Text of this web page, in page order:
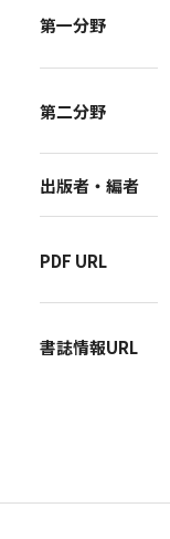
第一分野
第二分野
出版者・編者
PDF URL
書誌情報URL